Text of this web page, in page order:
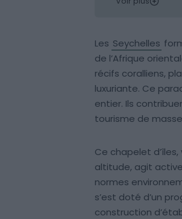
Les Seychelles
de l’Afrique
récifs coralliens,
luxuriante. Ce
entier. Ils
tourisme de
Ce chapelet
altitude, agit
normes
s’est doté d’un
construction